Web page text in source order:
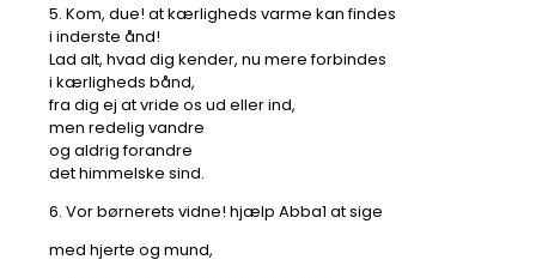
5. Kom, due! at kærligheds varme kan findes
i inderste ånd!
Lad alt, hvad dig kender, nu mere forbindes
i kærligheds bånd,
fra dig ej at vride os ud eller ind,
men redelig vandre
og aldrig forandre
det himmelske sind.
6. Vor børnerets vidne! hjælp Abba1 at sige
med hjerte og mund,